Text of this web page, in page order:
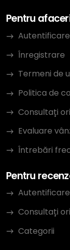
Pentru
Autentificare
Înregistrare
Termeni de
Politica de
Consultați
Evaluare
Întrebări
Pentru
Autentificare
Consultați
Categorii